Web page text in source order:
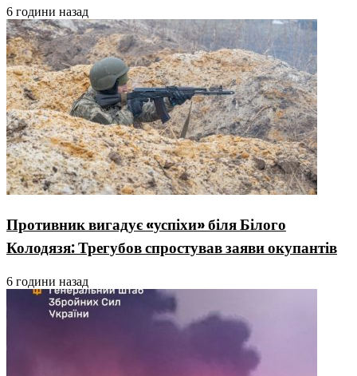
6 години назад
Противник вигадує «успіхи» біля Білого
Колодязя: Трегубов спростував заяви окупантів
6 години назад